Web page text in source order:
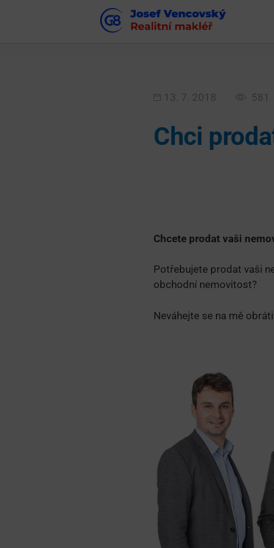
13. 7. 2018 581
Chci
Chcete prodat vaši
Potřebujete prodat vaši
obchodní nemovitost?
Neváhejte se na mě